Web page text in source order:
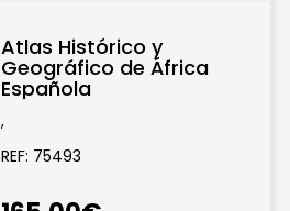
Atlas Histórico y
Geográfico de África
Española
,
REF: 75493